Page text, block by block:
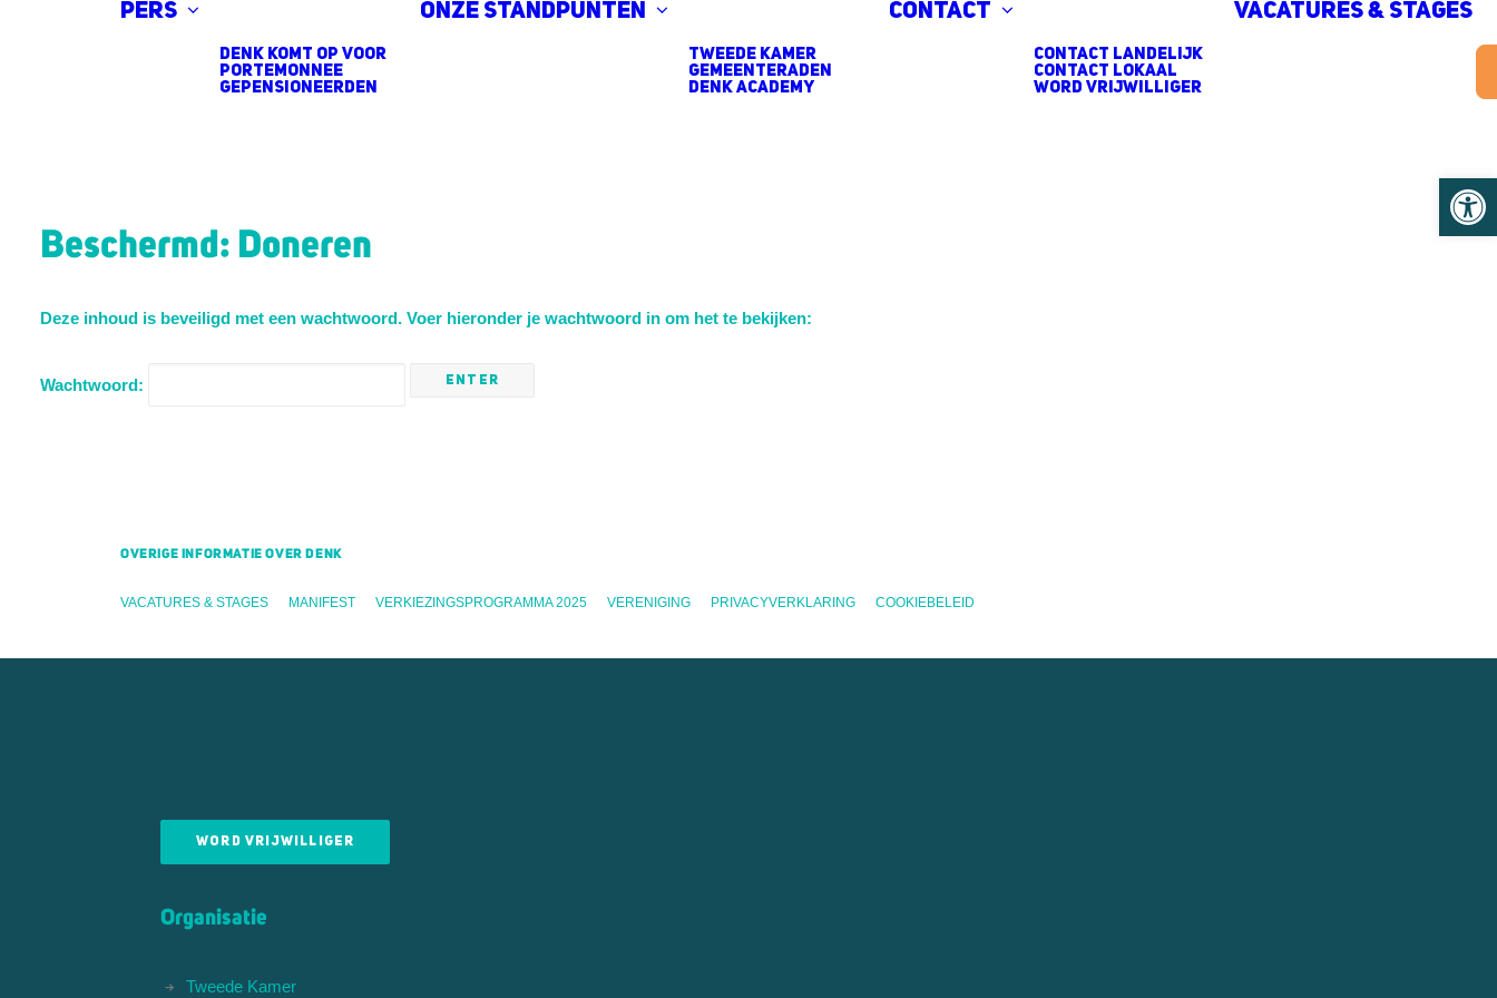
Pers
DENK komt op voor
portemonnee
gepensioneerden
Onze standpunten
Tweede Kamer
Gemeenteraden
DENK Academy
Contact
contact landelijk
contact lokaal
Word vrijwilliger
Vacatures & stages
Beschermd: Doneren
Deze inhoud is beveiligd met een wachtwoord. Voer hieronder je wachtwoord in om het te bekijken:
Wachtwoord:
OVERIGE INFORMATIE OVER DENK
VACATURES & STAGES MANIFEST VERKIEZINGSPROGRAMMA 2025 VERENIGING PRIVACYVERKLARING COOKIEBELEID
WORD VRIJWILLIGER
Organisatie
Tweede Kamer